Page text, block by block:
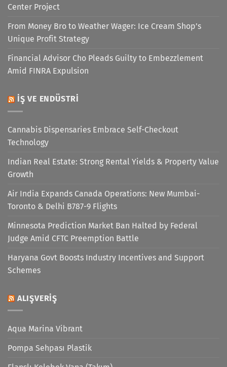
Center Project
From Money Bro to Weather Wager: Ice Cream Shop’s
Unique Profit Strategy
Financial Advisor Cho Pleads Guilty to Embezzlement
Amid FINRA Expulsion
İŞ VE ENDÜSTRI
Cannabis Dispensaries Embrace Self-Checkout
Technology
Indian Real Estate: Strong Rental Yields & Property Value
Growth
Air India Expands Canada Operations: New Mumbai-
Toronto & Delhi B787-9 Flights
Minnesota Prediction Market Ban Halted by Federal
Judge Amid CFTC Preemption Battle
Haryana Govt Boosts Industry Incentives and Support
Schemes
ALIŞVERIŞ
Aqua Marina Vibrant
Pompa Sehpası Plastik